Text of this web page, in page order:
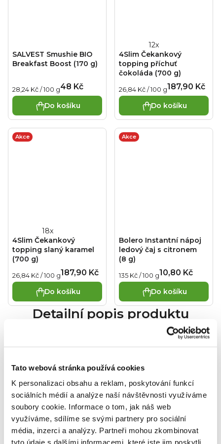
Tato webová stránka používá cookies
K personalizaci obsahu a reklam, poskytování funkcí
sociálních médií a analýze naší návštěvnosti využíváme
soubory cookie. Informace o tom, jak náš web
využíváme, sdílíme se svými partnery pro sociální
média, inzerci a analýzy. Partneři mohou zkombinovat
tyto údaje s dalšími informacemi, které jste jim poskytli
SALVEST Smushie BIO
Breakfast Boost (170 g)
48 Kč
Měrná
cena:
28,24 Kč / 100 g
Do košíku
4Slim Čekankový
topping příchuť
čokoláda (700 g)
Průměrné
hodnocení
produktu
4,7
5
hvězdiček.
187,90 Kč
Měrná
cena:
26,84 Kč / 100 g
Do košíku
Akce
4Slim Čekankový
topping slaný karamel
(700 g)
Průměrné
hodnocení
produktu
4,8
5
hvězdiček.
187,90 Kč
Měrná
cena:
26,84 Kč / 100 g
Do košíku
Akce
Bolero Instantní nápoj
ledový čaj s citronem
(8 g)
10,80 Kč
Měrná
cena:
135 Kč / 100 g
Do košíku
Detailní popis produktu
4Slim Čekankový originál (1,2 kg) ve výhodném
balení: 6 kusů za cenu 5 kusů.
Jedná se o Low Carb, nízkokalorické sladidlo na
přírodní bázi, vyrobené unikátní patentovanou
metodou z kořene čekanky. Vyniká mimořádně
vysokým obsahem prospěšné vlákniny a
glykemickým indexem menším než 5. Obsahuje jen
5 % sacharidů, což je 10-15x méně než obsahuje
agávový sirup a javorový sirup.